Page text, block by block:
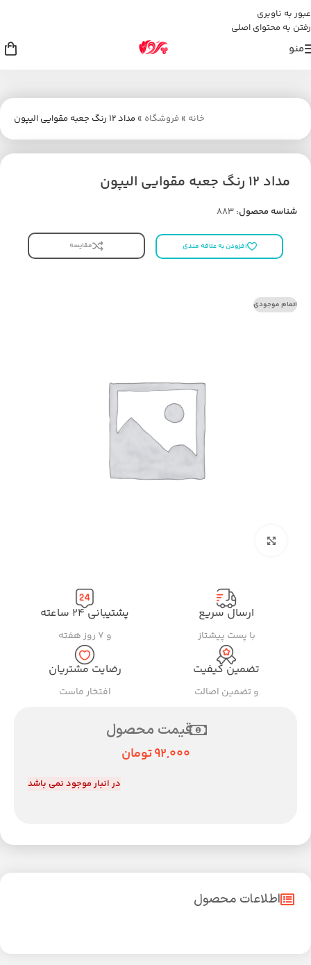
عبور به ناوبری
رفتن به محتوای اصلی
منو
خانه » فروشگاه » مداد 12 رنگ جعبه مقوایی الیپون
مداد 12 رنگ جعبه مقوایی الیپون
شناسه محصول: 883
افزودن به علاقه مندی مقایسه
اتمام موجودی
ارسال سریع
با پست پیشتاز
پشتیبانی ۲۴ ساعته
و ۷ روز هفته
تضمین کیفیت
و تضمین اصالت
رضایت مشتریان
افتخار ماست
قیمت محصول
92,000تومان
در انبار موجود نمی باشد
اطلاعات محصول